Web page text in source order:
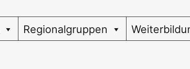
Regionalgruppen